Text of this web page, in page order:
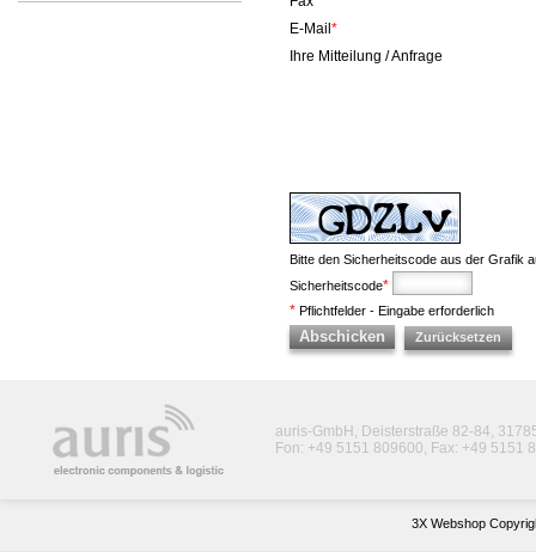
E-Mail *
Ihre Mitteilung / Anfrage
Bitte den Sicherheitscode aus der Grafik
Sicherheitscode*
* Pflichtfelder - Eingabe erforderlich
auris-GmbH, Deisterstraße 82-84,
Fon: +49 5151 809600, Fax: +49 5151
3X Webshop